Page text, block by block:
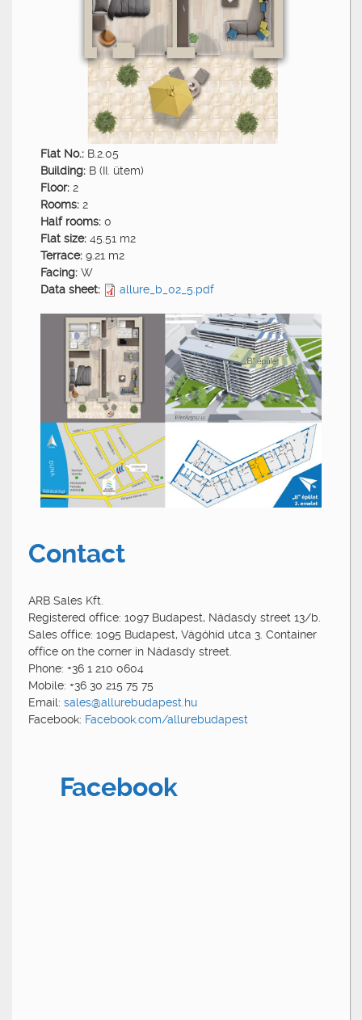
Flat No.: B.2.05
Building: B (II. ütem)
Floor: 2
Rooms: 2
Half rooms: 0
Flat size: 45.51 m2
Terrace: 9.21 m2
Facing: W
Data sheet:
allure_b_02_5.pdf
Contact
ARB Sales Kft.
Registered office: 1097 Budapest, Nádasdy street 13/b.
Sales office: 1095 Budapest, Vágóhíd utca 3. Container
office on the corner in Nádasdy street.
Phone: +36 1 210 0604
Mobile: +36 30 215 75 75
Email: sales@allurebudapest.hu
Facebook: Facebook.com/allurebudapest
Facebook